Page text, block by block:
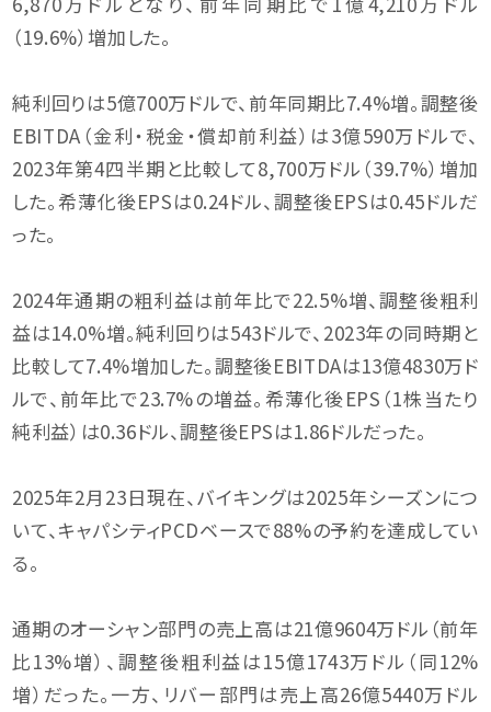
（19.6%）増加した。
純利回りは5億700万ドルで、前年同期比7.4%増。調整後
EBITDA（金利・税金・償却前利益）は3億590万ドルで、
2023年第4四半期と比較して8,700万ドル（39.7%）増加
した。希薄化後EPSは0.24ドル、調整後EPSは0.45ドルだ
った。
2024年通期の粗利益は前年比で22.5%増、調整後粗利
益は14.0%増。純利回りは543ドルで、2023年の同時期と
比較して7.4%増加した。調整後EBITDAは13億4830万ド
ルで、前年比で23.7%の増益。希薄化後EPS（1株当たり
純利益）は0.36ドル、調整後EPSは1.86ドルだった。
2025年2月23日現在、バイキングは2025年シーズンにつ
いて、キャパシティPCDベースで88%の予約を達成してい
る。
通期のオーシャン部門の売上高は21億9604万ドル（前年
比13%増）、調整後粗利益は15億1743万ドル（同12%
増）だった。一方、リバー部門は売上高26億5440万ドル